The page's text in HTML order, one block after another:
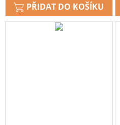
PŘIDAT DO KOŠÍKU